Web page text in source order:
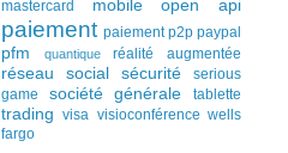
mastercard mobile open api
paiement paiement p2p paypal
pfm quantique réalité augmentée
réseau social sécurité
serious
game
société générale tablette
trading visa visioconférence wells
fargo